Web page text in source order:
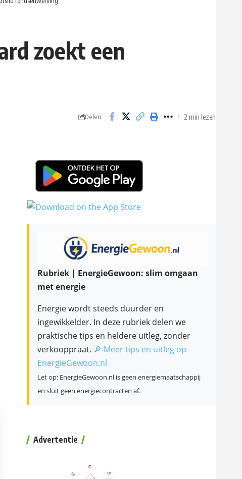
zoekt een
Delen 2 min lezen
Rubriek | EnergieGewoon: slim omgaan
met energie
Energie wordt steeds duurder en
ingewikkelder. In deze rubriek delen we
praktische tips en heldere uitleg, zonder
verkooppraat. 🔎 Meer tips en uitleg op
EnergieGewoon.nl
Let op: EnergieGewoon.nl is geen energiemaatschappij
en sluit geen energiecontracten af.
Advertentie